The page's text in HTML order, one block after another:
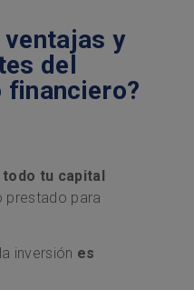
ventajas y
del
financiero?
tu capital
prestado para
inversión es